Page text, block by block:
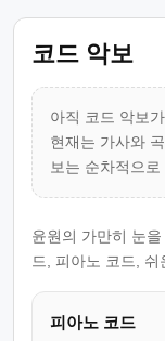
코드 악보
아직 코드 악보
현재는 가사와
보는 순차적으로
윤원의 가만히 눈
드, 피아노 코드, 쉬
피아노 코드